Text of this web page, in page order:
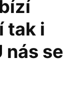
tak i
nás se